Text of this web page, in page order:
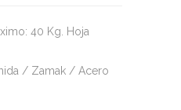
40 Kg. Hoja
/ Zamak / Acero